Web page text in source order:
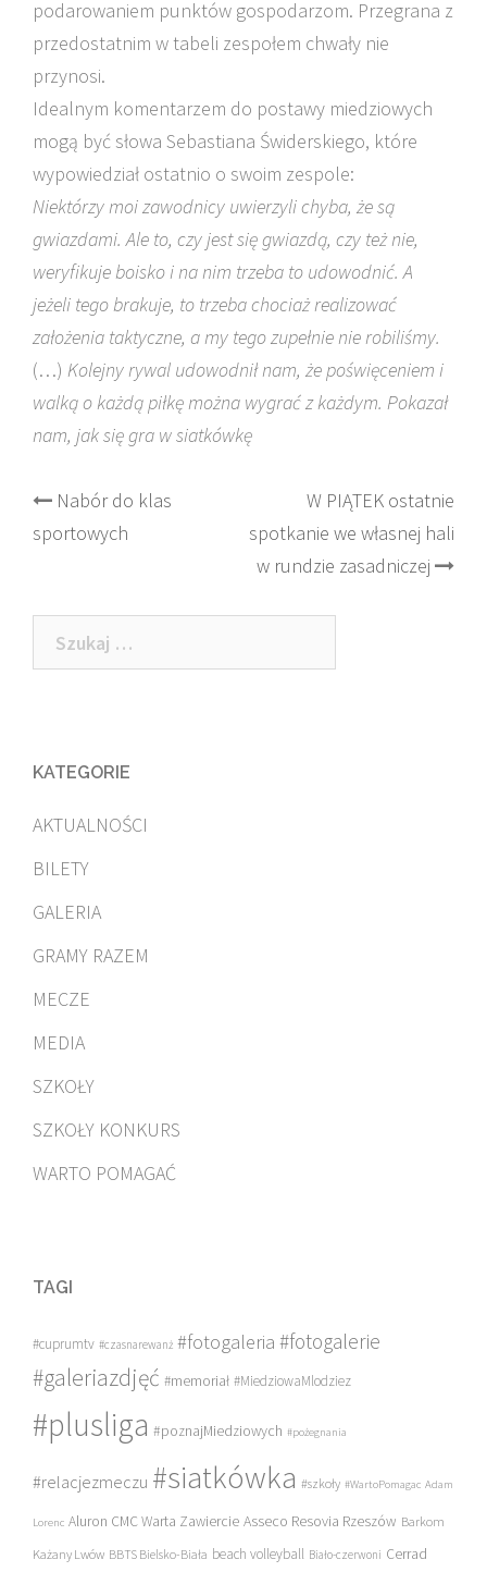
podarowaniem punktów gospodarzom. Przegrana z
przedostatnim w tabeli zespołem chwały nie
przynosi.
Idealnym komentarzem do postawy miedziowych
mogą być słowa Sebastiana Świderskiego, które
wypowiedział ostatnio o swoim zespole:
Niektórzy moi zawodnicy uwierzyli chyba, że są
gwiazdami. Ale to, czy jest się gwiazdą, czy też nie,
weryfikuje boisko i na nim trzeba to udowodnić. A
jeżeli tego brakuje, to trzeba chociaż realizować
założenia taktyczne, a my tego zupełnie nie robiliśmy.
(…) Kolejny rywal udowodnił nam, że poświęceniem i
walką o każdą piłkę można wygrać z każdym. Pokazał
nam, jak się gra w siatkówkę
Post
navigation
Nabór do klas
sportowych
W PIĄTEK ostatnie
spotkanie we własnej hali
w rundzie zasadniczej
Szukaj:
KATEGORIE
AKTUALNOŚCI
BILETY
GALERIA
GRAMY RAZEM
MECZE
MEDIA
SZKOŁY
SZKOŁY KONKURS
WARTO POMAGAĆ
TAGI
#cuprumtv #czasnarewanż #fotogaleria #fotogalerie
#galeriazdjęć #memoriał #MiedziowaMlodziez
#plusliga #poznajMiedziowych #pożegnania
#relacjezmeczu #siatkówka #szkoły #WartoPomagac Adam
Lorenc Aluron CMC Warta Zawiercie Asseco Resovia Rzeszów Barkom
Każany Lwów BBTS Bielsko-Biała beach volleyball Biało-czerwoni Cerrad